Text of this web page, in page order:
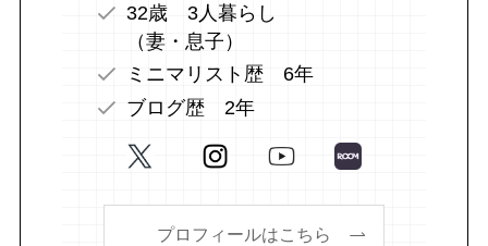
32歳 3人暮らし
（妻・息子）
ミニマリスト歴 6年
ブログ歴 2年
プロフィールはこちら